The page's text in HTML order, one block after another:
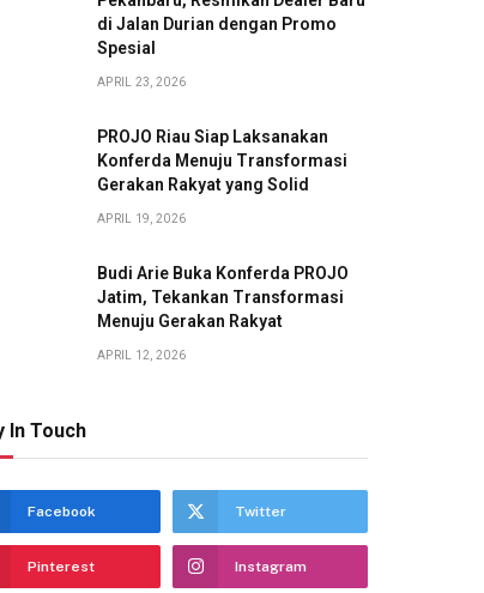
di Jalan Durian dengan Promo
Spesial
APRIL 23, 2026
PROJO Riau Siap Laksanakan
Konferda Menuju Transformasi
Gerakan Rakyat yang Solid
APRIL 19, 2026
Budi Arie Buka Konferda PROJO
Jatim, Tekankan Transformasi
Menuju Gerakan Rakyat
APRIL 12, 2026
In Touch
Facebook Twitter
Pinterest Instagram